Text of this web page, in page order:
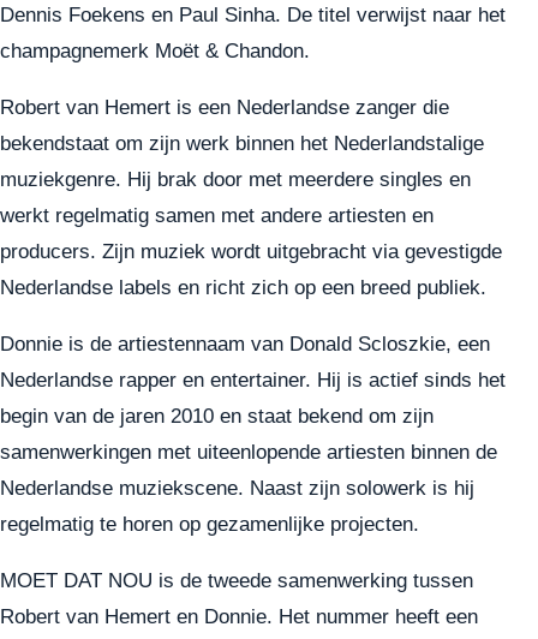
Dennis Foekens en Paul Sinha. De titel verwijst naar het
champagnemerk Moët & Chandon.
Robert van Hemert is een Nederlandse zanger die
bekendstaat om zijn werk binnen het Nederlandstalige
muziekgenre. Hij brak door met meerdere singles en
werkt regelmatig samen met andere artiesten en
producers. Zijn muziek wordt uitgebracht via gevestigde
Nederlandse labels en richt zich op een breed publiek.
Donnie is de artiestennaam van Donald Scloszkie, een
Nederlandse rapper en entertainer. Hij is actief sinds het
begin van de jaren 2010 en staat bekend om zijn
samenwerkingen met uiteenlopende artiesten binnen de
Nederlandse muziekscene. Naast zijn solowerk is hij
regelmatig te horen op gezamenlijke projecten.
MOET DAT NOU is de tweede samenwerking tussen
Robert van Hemert en Donnie. Het nummer heeft een